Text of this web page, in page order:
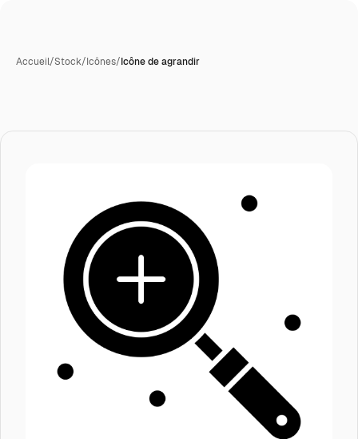
Accueil/Stock/Icônes/Icône de agrandir